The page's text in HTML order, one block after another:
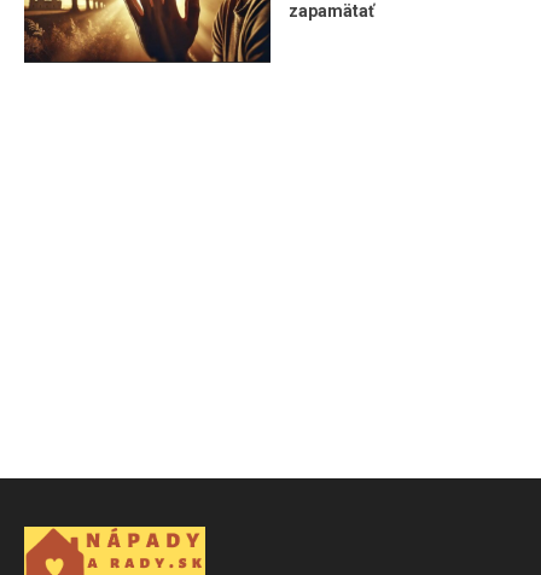
zapamätať